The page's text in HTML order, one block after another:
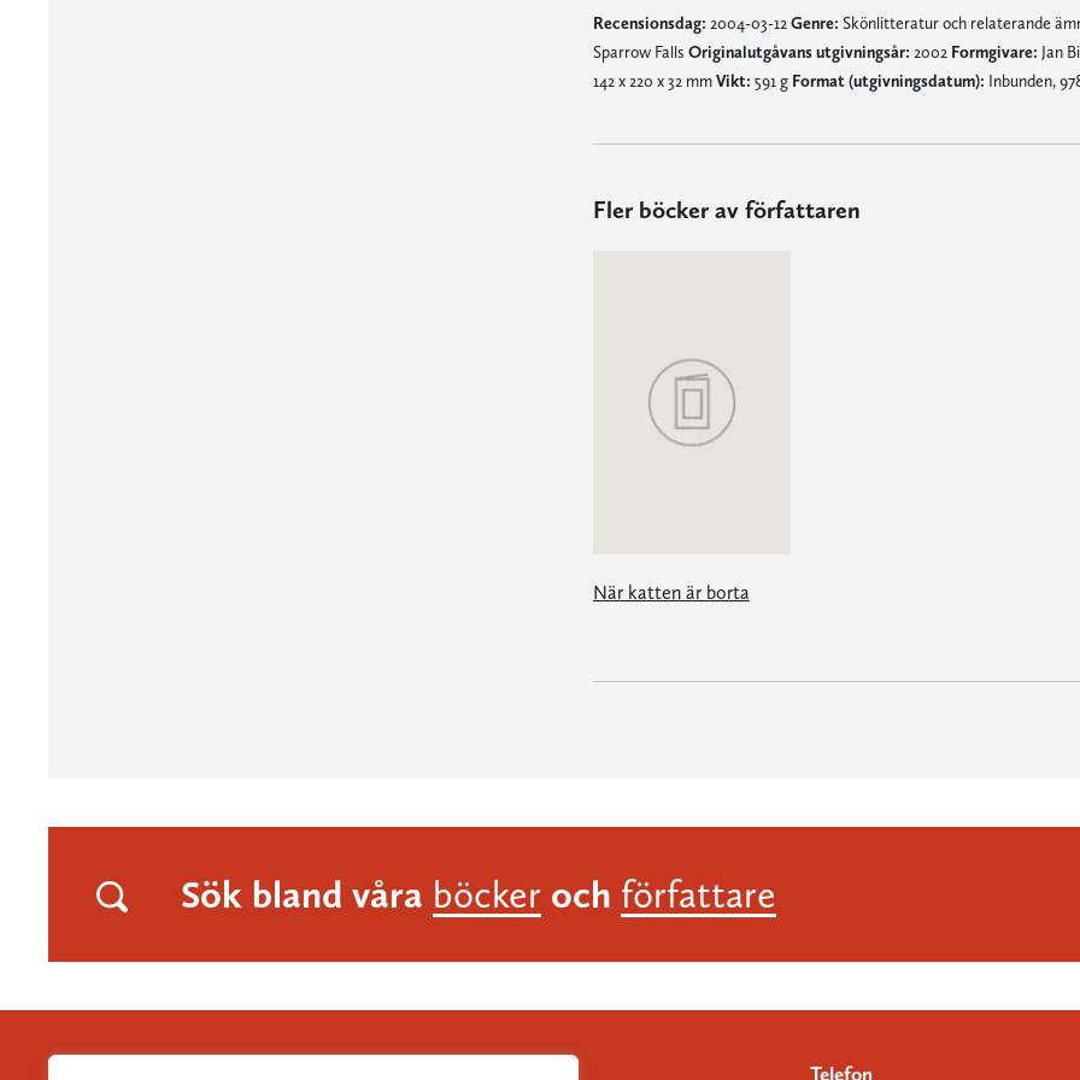
Recensionsdag: 2004-03-12 Genre: Skönlitteratur och relaterande
Sparrow Falls Originalutgåvans utgivningsår: 2002 Formgivare: Jan
142 x 220 x 32 mmVikt: 591 g Format (utgivningsdatum): Inbunden,
Fler böcker av författaren
När katten är borta
Sök bland våra böcker och författare
Telefon